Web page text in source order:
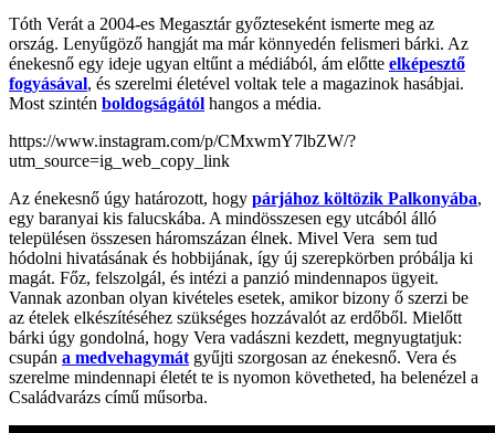
Tóth Verát a 2004-es Megasztár győzteseként ismerte meg az
ország. Lenyűgöző hangját ma már könnyedén felismeri bárki. Az
énekesnő egy ideje ugyan eltűnt a médiából, ám előtte elképesztő
fogyásával, és szerelmi életével voltak tele a magazinok hasábjai.
Most szintén boldogságától hangos a média.
https://www.instagram.com/p/CMxwmY7lbZW/?
utm_source=ig_web_copy_link
Az énekesnő úgy határozott, hogy párjához költözik Palkonyába,
egy baranyai kis falucskába. A mindösszesen egy utcából álló
településen összesen háromszázan élnek. Mivel Vera sem tud
hódolni hivatásának és hobbijának, így új szerepkörben próbálja ki
magát. Főz, felszolgál, és intézi a panzió mindennapos ügyeit.
Vannak azonban olyan kivételes esetek, amikor bizony ő szerzi be
az ételek elkészítéséhez szükséges hozzávalót az erdőből. Mielőtt
bárki úgy gondolná, hogy Vera vadászni kezdett, megnyugtatjuk:
csupán a medvehagymátgyűjti szorgosan az énekesnő. Vera és
szerelme mindennapi életét te is nyomon követheted, ha belenézel a
Családvarázs című műsorba.